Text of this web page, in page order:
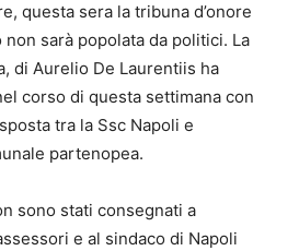
questa sera la tribuna d’onore
sarà popolata da politici. La
di Aurelio De Laurentiis ha
corso di questa settimana con
tra la Ssc Napoli e
partenopea.
sono stati consegnati a
e al sindaco di Napoli